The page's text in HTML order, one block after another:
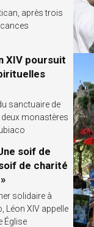
après trois
XIV poursuit
sanctuaire de
deux monastères
soif de
de charité
solidaire à
Léon XIV appelle
Église